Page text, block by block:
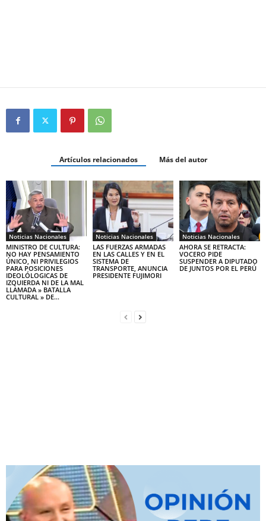
Artículos relacionados Más del autor
Noticias Nacionales
MINISTRO DE CULTURA:
NO HAY PENSAMIENTO
ÚNICO, NI PRIVILEGIOS
PARA POSICIONES
IDEOLÓLOGICAS DE
IZQUIERDA NI DE LA MAL
LLAMADA » BATALLA
CULTURAL » DE...
Noticias Nacionales
LAS FUERZAS ARMADAS
EN LAS CALLES Y EN EL
SISTEMA DE
TRANSPORTE, ANUNCIA
PRESIDENTE FUJIMORI
Noticias Nacionales
AHORA SE RETRACTA:
VOCERO PIDE
SUSPENDER A DIPUTADO
DE JUNTOS POR EL PERÚ